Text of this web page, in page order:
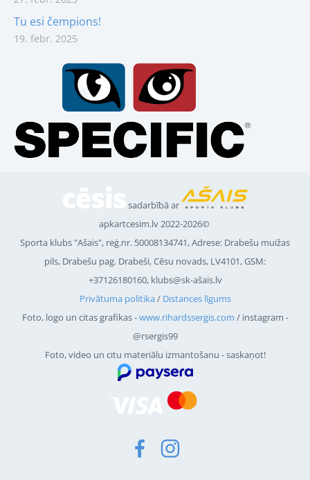
Tu esi čempions!
19. febr. 2025
sadarbībā ar
apkartcesim.lv 2022-2026©
Sporta klubs "Ašais", reģ.nr. 50008134741, Adrese: Drabešu muižas
pils, Drabešu pag. Drabeši, Cēsu novads, LV4101, GSM:
+37126180160, klubs@sk-ašais.lv
Privātuma politika/ Distances līgums
Foto, logo un citas grafikas -www.rihardssergis.com / instagram -
@rsergis99
Foto, video un citu materiālu izmantošanu - saskaņot!